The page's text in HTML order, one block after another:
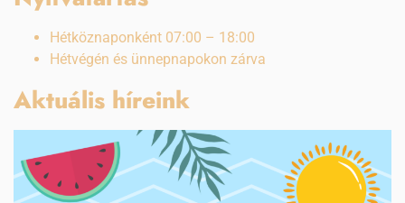
Hétköznaponként 07:00 – 18:00
Hétvégén és ünnepnapokon zárva
Aktuális híreink